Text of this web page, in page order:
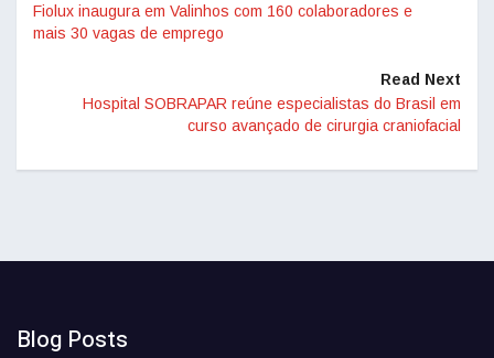
Fiolux inaugura em Valinhos com 160 colaboradores e
mais 30 vagas de emprego
Read Next
Hospital SOBRAPAR reúne especialistas do Brasil em
curso avançado de cirurgia craniofacial
Blog Posts